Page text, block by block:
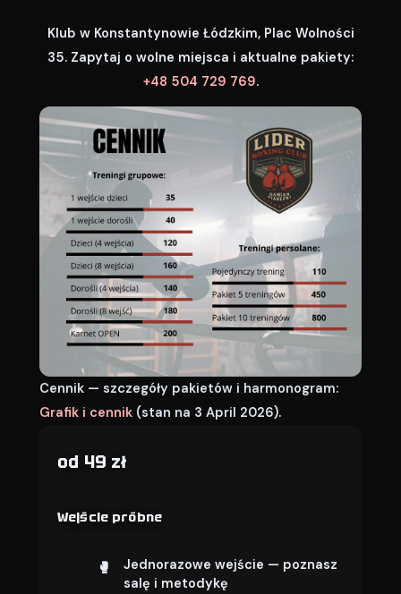
Klub w Konstantynowie Łódzkim, Plac Wolności
35. Zapytaj o wolne miejsca i aktualne pakiety:
+48 504 729 769.
Cennik — szczegóły pakietów i harmonogram:
Grafik i cennik (stan na 3 April 2026).
od 49 zł
Wejście próbne
Jednorazowe wejście — poznasz
salę i metodykę